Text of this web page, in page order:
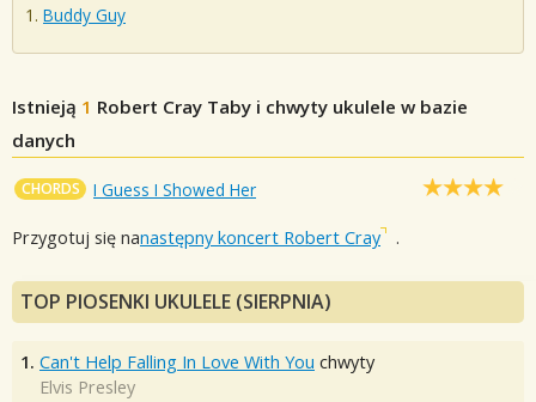
Buddy Guy
Istnieją 1 Robert Cray Taby i chwyty ukulele w bazie
danych
CHORDS I Guess I Showed Her
Przygotuj się nanastępny koncert Robert Cray .
TOP PIOSENKI UKULELE (SIERPNIA)
1. Can't Help Falling In Love With You chwyty
Elvis Presley